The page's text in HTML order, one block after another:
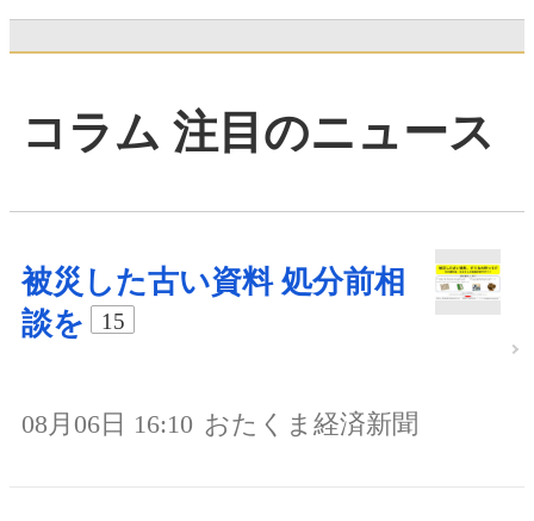
コラム 注目のニュース
被災した古い資料 処分前相
談を
15
08月06日 16:10 おたくま経済新聞